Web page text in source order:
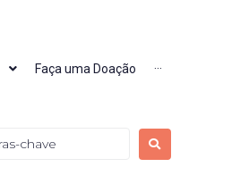
Faça uma Doação ···